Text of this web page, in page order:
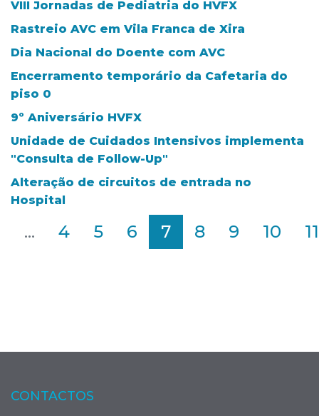
VIII Jornadas de Pediatria do HVFX
Rastreio AVC em Vila Franca de Xira
Dia Nacional do Doente com AVC
Encerramento temporário da Cafetaria do
piso 0
9º Aniversário HVFX
Unidade de Cuidados Intensivos implementa
"Consulta de Follow-Up"
Alteração de circuitos de entrada no
Hospital
... 4 5 6 7 8 9 10 11
CONTACTOS